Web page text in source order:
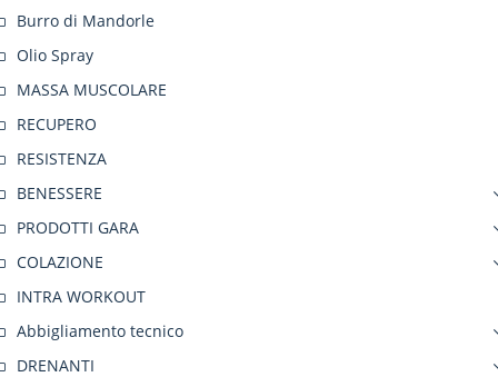
Burro di Mandorle
Olio Spray
MASSA MUSCOLARE
RECUPERO
RESISTENZA
BENESSERE
PRODOTTI GARA
COLAZIONE
INTRA WORKOUT
Abbigliamento tecnico
DRENANTI